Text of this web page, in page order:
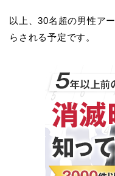
以上、30名超の男性ア
らされる予定です。